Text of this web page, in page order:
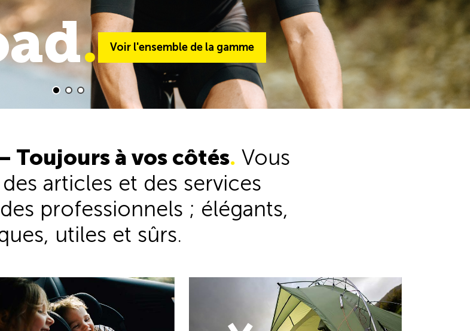
. Voir l'ensemble de la gamme
. Voir l'ensemble de la gammeVoir l'ensemble de la gamme
Toujours à vos côtés. Vous
articles et des services
professionnels ; élégants,
utiles et sûrs.